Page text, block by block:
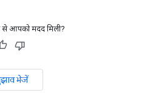
से आपको मदद मिली?
भेजें